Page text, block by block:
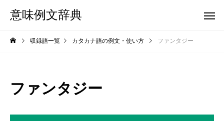
意味例文辞典
収録語一覧 カタカナ語の例文・使い方 ファンタジー
ファンタジー